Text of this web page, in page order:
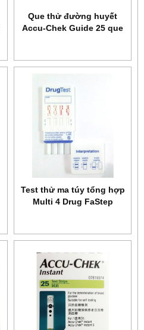
Que thử đường huyết
Accu-Chek Guide 25 que
Test thử ma túy tổng hợp
Multi 4 Drug FaStep